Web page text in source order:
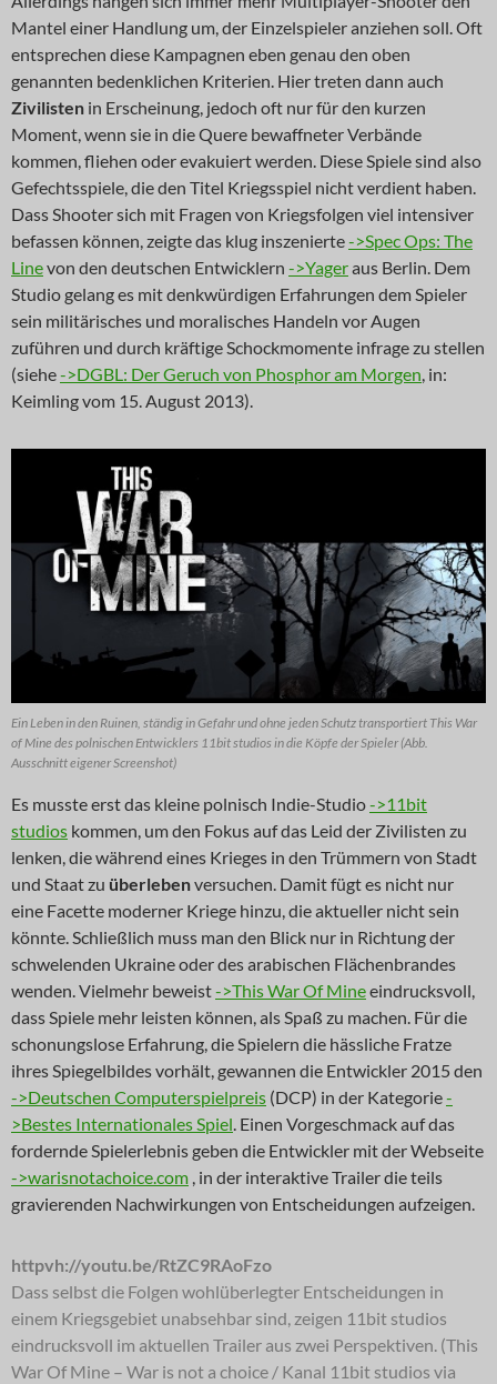
Mantel einer Handlung um, der Einzelspieler anziehen soll. Oft
entsprechen diese Kampagnen eben genau den oben
genannten bedenklichen Kriterien. Hier treten dann auch
Zivilisten in Erscheinung, jedoch oft nur für den kurzen
Moment, wenn sie in die Quere bewaffneter Verbände
kommen, fliehen oder evakuiert werden. Diese Spiele sind also
Gefechtsspiele, die den Titel Kriegsspiel nicht verdient haben.
Dass Shooter sich mit Fragen von Kriegsfolgen viel intensiver
befassen können, zeigte das klug inszenierte->Spec Ops: The
Linevon den deutschen Entwicklern ->Yageraus Berlin. Dem
Studio gelang es mit denkwürdigen Erfahrungen dem Spieler
sein militärisches und moralisches Handeln vor Augen
zuführen und durch kräftige Schockmomente infrage zu stellen
(siehe->DGBL: Der Geruch von Phosphor am Morgen , in:
Keimling vom 15. August 2013).
Ein Leben in den Ruinen, ständig in Gefahr und ohne jeden Schutz transportiert This War
of Mine des polnischen Entwicklers 11bit studios in die Köpfe der Spieler (Abb.
Ausschnitt eigener Screenshot)
Es musste erst das kleine polnisch Indie-Studio->11bit
studios kommen, um den Fokus auf das Leid der Zivilisten zu
lenken, die während eines Krieges in den Trümmern von Stadt
und Staat zu überlebenversuchen. Damit fügt es nicht nur
eine Facette moderner Kriege hinzu, die aktueller nicht sein
könnte. Schließlich muss man den Blick nur in Richtung der
schwelenden Ukraine oder des arabischen Flächenbrandes
wenden. Vielmehr beweist->This War Of Mineeindrucksvoll,
dass Spiele mehr leisten können, als Spaß zu machen. Für die
schonungslose Erfahrung, die Spielern die hässliche Fratze
ihres Spiegelbildes vorhält, gewannen die Entwickler 2015 den
->Deutschen Computerspielpreis (DCP) in der Kategorie-
>Bestes Internationales Spiel. Einen Vorgeschmack auf das
fordernde Spielerlebnis geben die Entwickler mit der Webseite
->warisnotachoice.com , in der interaktive Trailer die teils
gravierenden Nachwirkungen von Entscheidungen aufzeigen.
httpvh://youtu.be/RtZC9RAoFzo
Dass selbst die Folgen wohlüberlegter Entscheidungen in
einem Kriegsgebiet unabsehbar sind, zeigen 11bit studios
eindrucksvoll im aktuellen Trailer aus zwei Perspektiven. (This
War Of Mine – War is not a choice / Kanal 11bit studios via